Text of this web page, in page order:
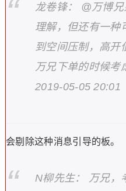
龙卷锋： @万博
理解，但还有一种
到空间压制，高开
万兄下单的时候考
2019-05-05 20:01
会剔除这种消息引导的板。
N柳先生： 万兄，